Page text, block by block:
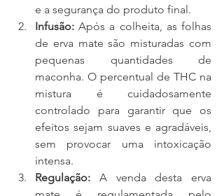
e a segurança do produto final.
Infusão: Após a colheita, as folhas
de erva mate são misturadas com
pequenas quantidades de
maconha. O percentual de THC na
mistura é cuidadosamente
controlado para garantir que os
efeitos sejam suaves e agradáveis,
sem provocar uma intoxicação
intensa.
Regulação: A venda desta erva